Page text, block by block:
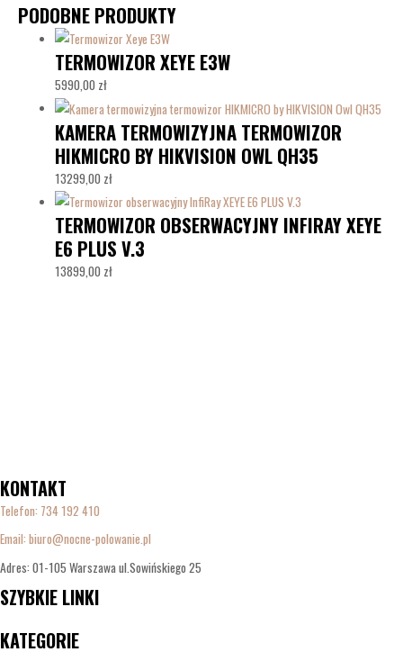
PODOBNE PRODUKTY
TERMOWIZOR XEYE E3W
5990,00 zł
KAMERA TERMOWIZYJNA TERMOWIZOR
HIKMICRO BY HIKVISION OWL QH35
13299,00 zł
TERMOWIZOR OBSERWACYJNY INFIRAY XEYE
E6 PLUS V.3
13899,00 zł
KONTAKT
Telefon: 734 192 410
Email: biuro@nocne-polowanie.pl
Adres: 01-105 Warszawa ul.Sowińskiego 25
SZYBKIE LINKI
KATEGORIE